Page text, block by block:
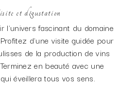
et dégustation
l'univers fascinant du domaine
d'une visite guidée pour
de la production de vins
en beauté avec une
éveillera tous vos sens.